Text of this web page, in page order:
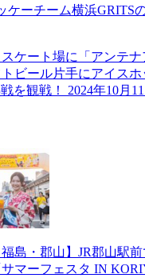
スケート場に「アンテ
ビール片手にアイス
を観戦！
2024年10月11
福島・郡山】JR郡山駅
マーフェスタ IN